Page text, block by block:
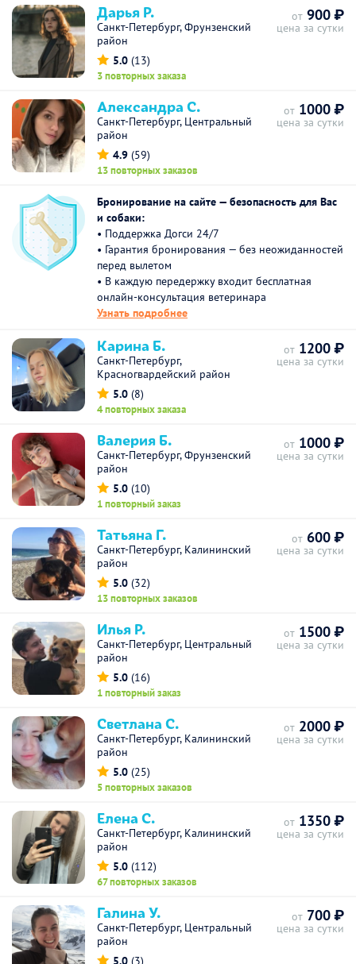
Дарья Р.
Санкт-Петербург, Фрунзенский
район
5.0 (13)
3 повторных заказа
от 900 ₽
цена за сутки
Александра С.
Санкт-Петербург, Центральный
район
4.9 (59)
13 повторных заказов
от 1000 ₽
цена за сутки
Бронирование на сайте — безопасность для Вас
и собаки:
• Поддержка Догси 24/7
• Гарантия бронирования — без неожиданностей
перед вылетом
• В каждую передержку входит бесплатная
онлайн-консультация ветеринара
Узнать подробнее
Карина Б.
Санкт-Петербург,
Красногвардейский район
5.0 (8)
4 повторных заказа
от 1200 ₽
цена за сутки
Валерия Б.
Санкт-Петербург, Фрунзенский
район
5.0 (10)
1 повторный заказ
от 1000 ₽
цена за сутки
Татьяна Г.
Санкт-Петербург, Калининский
район
5.0 (32)
13 повторных заказов
от 600 ₽
цена за сутки
Илья Р.
Санкт-Петербург, Центральный
район
5.0 (16)
1 повторный заказ
от 1500 ₽
цена за сутки
Светлана С.
Санкт-Петербург, Калининский
район
5.0 (25)
5 повторных заказов
от 2000 ₽
цена за сутки
Елена С.
Санкт-Петербург, Калининский
район
5.0 (112)
67 повторных заказов
от 1350 ₽
цена за сутки
Галина У.
Санкт-Петербург, Центральный
район
5.0 (3)
от 700 ₽
цена за сутки